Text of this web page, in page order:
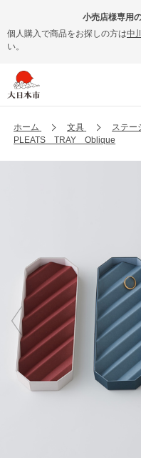
小売店様専用
個人購入で商品をお探しの方は中
い。
ホーム 文具
ステー
PLEATS TRAY Oblique